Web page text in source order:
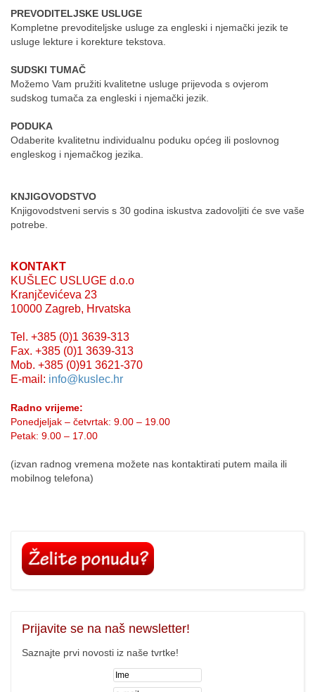
PREVODITELJSKE USLUGE
Kompletne prevoditeljske usluge za engleski i njemački jezik te
usluge lekture i korekture tekstova.
SUDSKI TUMAČ
Možemo Vam pružiti kvalitetne usluge prijevoda s ovjerom
sudskog tumača za engleski i njemački jezik.
PODUKA
Odaberite kvalitetnu individualnu poduku općeg ili poslovnog
engleskog i njemačkog jezika.
KNJIGOVODSTVO
Knjigovodstveni servis s 30 godina iskustva zadovoljiti će sve vaše
potrebe.
KONTAKT
KUŠLEC USLUGE d.o.o
Kranjčevićeva 23
10000 Zagreb, Hrvatska
Tel. +385 (0)1 3639-313
Fax. +385 (0)1 3639-313
Mob. +385 (0)91 3621-370
E-mail: info@kuslec.hr
Radno vrijeme:
Ponedjeljak – četvrtak: 9.00 – 19.00
Petak: 9.00 – 17.00
(izvan radnog vremena možete nas kontaktirati putem maila ili
mobilnog telefona)
Prijavite se na naš newsletter!
Saznajte prvi novosti iz naše tvrtke!